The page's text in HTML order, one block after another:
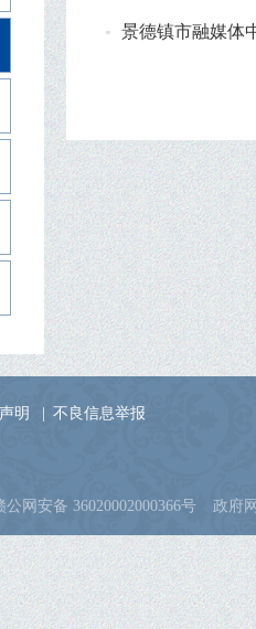
景德镇市融媒体
明
不良信息举报
公网安备 36020002000366号 政府